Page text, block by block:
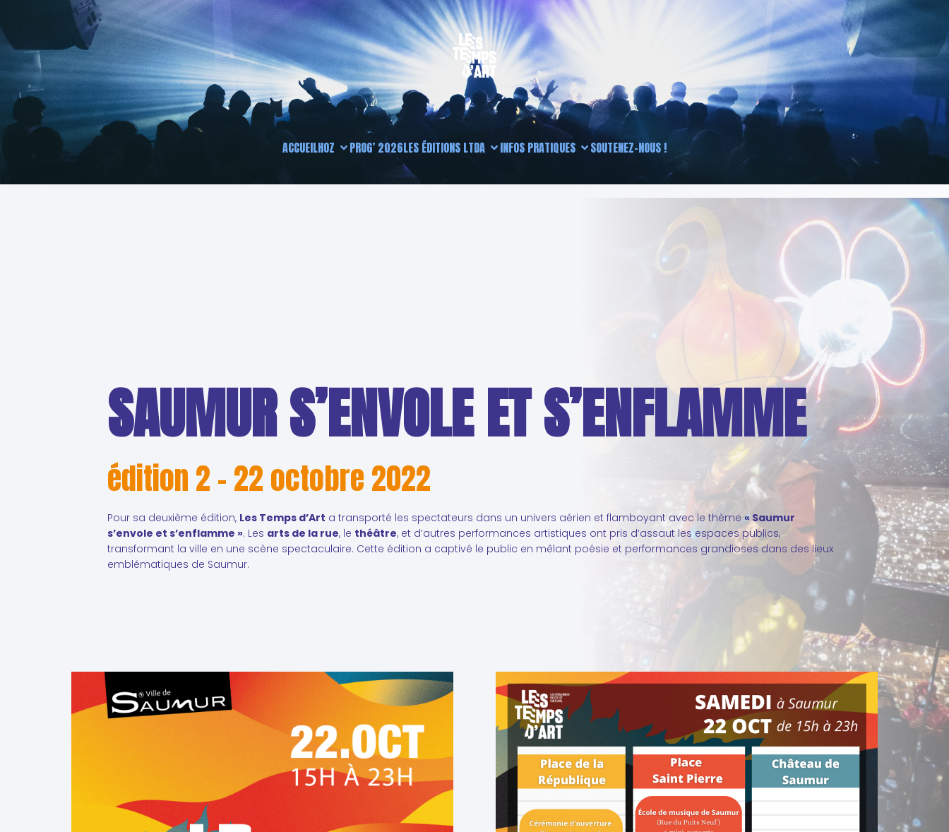
ACCUEILHOZ PROG’ 2026LES ÉDITIONS LTDA INFOS PRATIQUES SOUTENEZ-NOUS !
SAUMUR S’ENVOLE ET S’ENFLAMME
édition 2 – 22 octobre 2022
Pour sa deuxième édition, Les Temps d’Art a transporté les spectateurs dans un univers aérien et flamboyant avec le thème « Saumur
s’envole et s’enflamme ». Les arts de la rue, le théâtre, et d’autres performances artistiques ont pris d’assaut les espaces publics,
transformant la ville en une scène spectaculaire. Cette édition a captivé le public en mêlant poésie et performances grandioses dans des lieux
emblématiques de Saumur.